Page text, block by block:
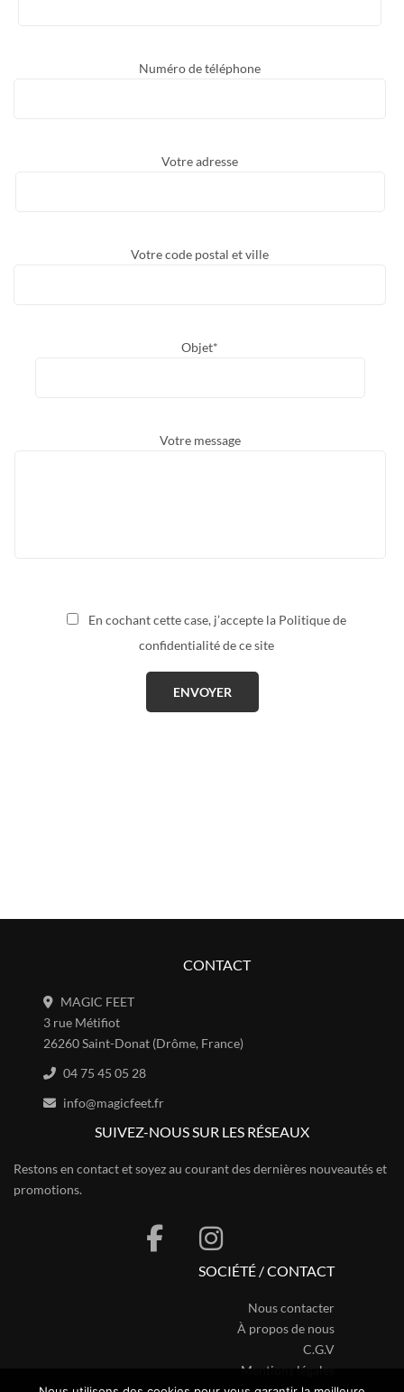
Numéro de téléphone
Votre adresse
Votre code postal et ville
Objet*
Votre message
En cochant cette case, j’accepte la Politique de
confidentialité de ce site
CONTACT
MAGIC FEET
3 rue Métifiot
26260 Saint-Donat (Drôme, France)
04 75 45 05 28
info@magicfeet.fr
SUIVEZ-NOUS SUR LES RÉSEAUX
Restons en contact et soyez au courant des dernières nouveautés et
promotions.
SOCIÉTÉ / CONTACT
Nous contacter
À propos de nous
C.G.V
Mentions légales